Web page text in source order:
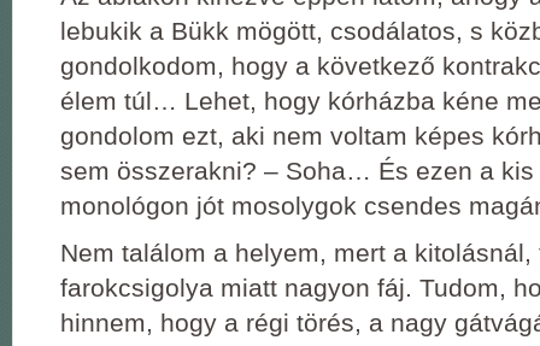
lebukik a Bükk mögött, csodálatos, s
gondolkodom, hogy a következő
élem túl… Lehet, hogy kórházba kéne
gondolom ezt, aki nem voltam képes
sem összerakni? – Soha… És ezen a kis
monológon jót mosolygok csendes
Nem találom a helyem, mert a kitolásnál,
farokcsigolya miatt nagyon fáj. Tudom,
hinnem, hogy a régi törés, a nagy